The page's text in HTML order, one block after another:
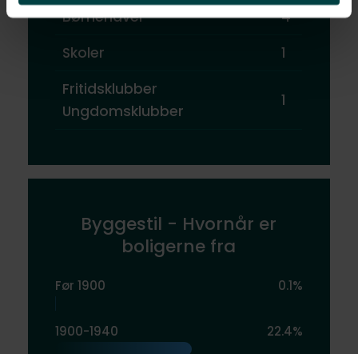
Børnehaver
4
Skoler
1
Fritidsklubber
Ungdomsklubber
1
Byggestil - Hvornår er
boligerne fra
Før 1900 0.1%
1900-1940 22.4%